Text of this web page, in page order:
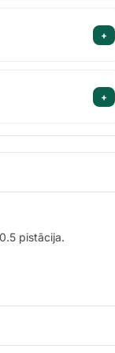
+
+
pistācija.